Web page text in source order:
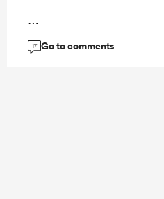
...
17 Go to comments